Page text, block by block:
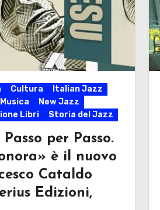
Cultura
Italian Jazz
Musica
New Jazz
Libri Storia del Jazz
per Passo.
è il nuovo
Cataldo
Edizioni,